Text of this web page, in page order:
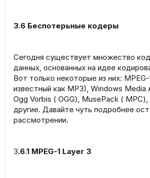
3.6 Беспотерьные кодеры
Сегодня существует множество
данных, основанных на идее
Вот только некоторые из них:
известный как MP3), Windows Media
Ogg Vorbis ( OGG), MusePack ( MPC),
другие. Давайте чуть подробнее
рассмотрении.
3.6.1 MPEG-1 Layer 3